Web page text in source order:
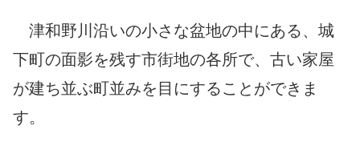
津和野川沿いの小さな盆地の中にある、城
下町の面影を残す市街地の各所で、古い家屋
が建ち並ぶ町並みを目にすることができま
す。